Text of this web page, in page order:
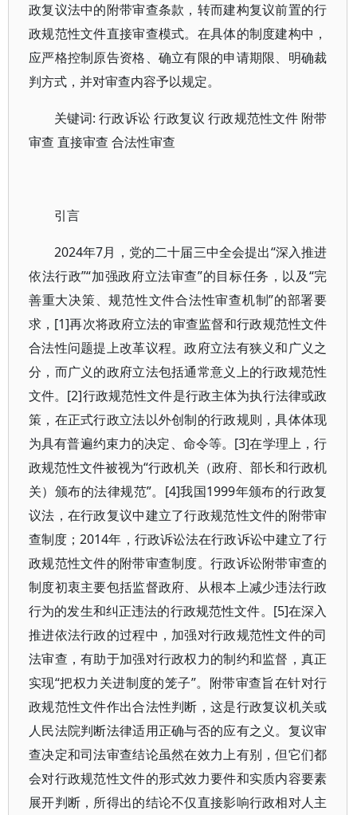
政复议法中的附带审查条款，转而建构复议前置的行
政规范性文件直接审查模式。在具体的制度建构中，
应严格控制原告资格、确立有限的申请期限、明确裁
判方式，并对审查内容予以规定。
关键词: 行政诉讼 行政复议 行政规范性文件 附带
审查 直接审查 合法性审查
引言
2024年7月，党的二十届三中全会提出“深入推进
依法行政”“加强政府立法审查”的目标任务，以及“完
善重大决策、规范性文件合法性审查机制”的部署要
求，[1]再次将政府立法的审查监督和行政规范性文件
合法性问题提上改革议程。政府立法有狭义和广义之
分，而广义的政府立法包括通常意义上的行政规范性
文件。[2]行政规范性文件是行政主体为执行法律或政
策，在正式行政立法以外创制的行政规则，具体体现
为具有普遍约束力的决定、命令等。[3]在学理上，行
政规范性文件被视为“行政机关（政府、部长和行政机
关）颁布的法律规范”。[4]我国1999年颁布的行政复
议法，在行政复议中建立了行政规范性文件的附带审
查制度；2014年，行政诉讼法在行政诉讼中建立了行
政规范性文件的附带审查制度。行政诉讼附带审查的
制度初衷主要包括监督政府、从根本上减少违法行政
行为的发生和纠正违法的行政规范性文件。[5]在深入
推进依法行政的过程中，加强对行政规范性文件的司
法审查，有助于加强对行政权力的制约和监督，真正
实现“把权力关进制度的笼子”。附带审查旨在针对行
政规范性文件作出合法性判断，这是行政复议机关或
人民法院判断法律适用正确与否的应有之义。复议审
查决定和司法审查结论虽然在效力上有别，但它们都
会对行政规范性文件的形式效力要件和实质内容要素
展开判断，所得出的结论不仅直接影响行政相对人主